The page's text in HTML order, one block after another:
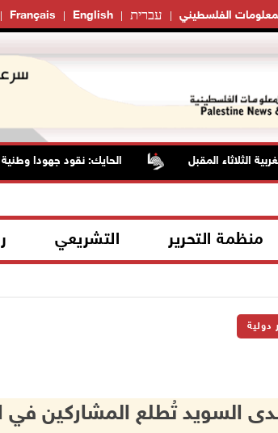
Français English עברית الفلسطيني
المقبل الحايك: نقود جهودا وطنية
منظمة التحرير التشريعي
دولية
السويد تُطلع المشاركين في